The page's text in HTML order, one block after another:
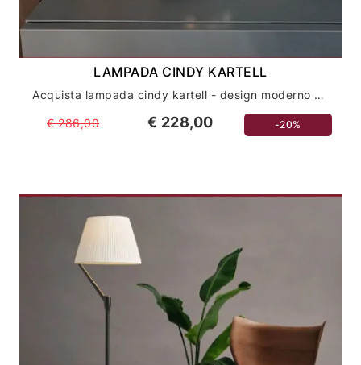
LAMPADA CINDY KARTELL
Acquista lampada cindy kartell - design moderno e innovativo per la tua casa
€ 286,00 € 228,00 -20%